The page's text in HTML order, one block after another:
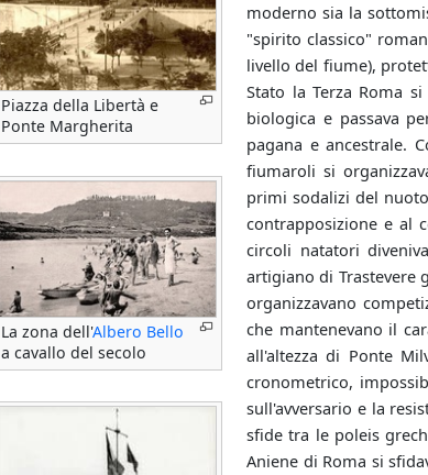
Piazza della Libertà e
Ponte Margherita
La zona dell'Albero Bello
a cavallo del secolo
moderno sia la
"spirito classico"
livello del fiume),
Stato la Terza Roma
biologica e passava
pagana e ancestrale.
fiumaroli si
primi sodalizi del
contrapposizione e al
circoli natatori
artigiano di Trastevere
organizzavano
che mantenevano il
all'altezza di Ponte
cronometrico,
sull'avversario e la
sfide tra le poleis
Aniene di Roma si